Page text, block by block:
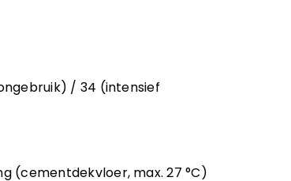
/ 34 (intensief
(cementdekvloer, max. 27 °C)